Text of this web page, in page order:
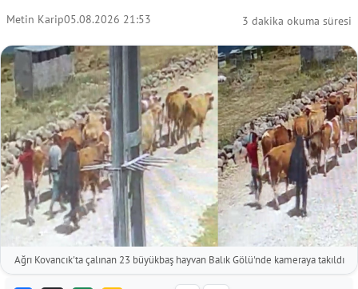
Metin Karip05.08.2026 21:53 3 dakika okuma süresi
Ağrı Kovancık'ta çalınan 23 büyükbaş hayvan Balık Gölü'nde kameraya takıldı